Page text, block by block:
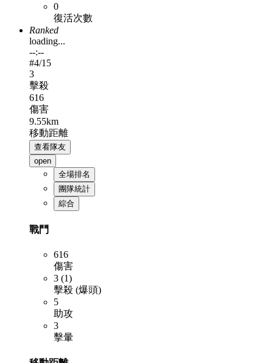
0
復活次數
Ranked
loading...
--:--
#4/15
3
擊殺
616
傷害
9.55km
移動距離
查看隊友
open
全場排名
團隊統計
綜合
戰鬥
616
傷害
3 (1)
擊殺 (爆頭)
5
助攻
3
擊暈